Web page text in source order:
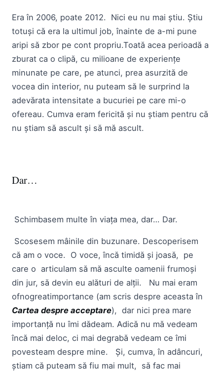
Era în 2006, poate 2012. Nici eu nu mai știu. Știu
totuși că era la ultimul job, înainte de a-mi pune
aripi să zbor pe cont propriu.Toată acea perioadă a
zburat ca o clipă, cu milioane de experiențe
minunate pe care, pe atunci, prea asurzită de
vocea din interior, nu puteam să le surprind la
adevărata intensitate a bucuriei pe care mi-o
ofereau. Cumva eram fericită și nu știam pentru că
nu știam să ascult și să mă ascult.
Dar…
Schimbasem multe în viața mea, dar… Dar.
Scosesem mâinile din buzunare. Descoperisem
că am o voce. O voce, încă timidă și joasă, pe
care o articulam să mă asculte oamenii frumoși
din jur, să devin eu alături de alții. Nu mai eram
ofnogreatimportance (am scris despre aceasta în
Cartea despre acceptare), dar nici prea mare
importanță nu îmi dădeam. Adică nu mă vedeam
încă mai deloc, ci mai degrabă vedeam ce îmi
povesteam despre mine. Și, cumva, în adâncuri,
știam că puteam să fiu mai mult, să fac mai